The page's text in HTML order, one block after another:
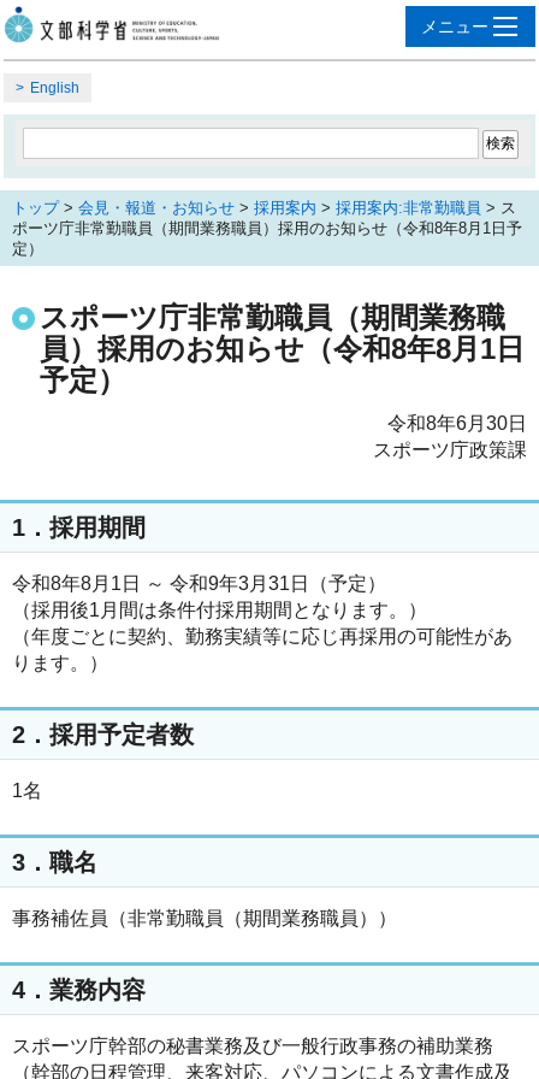
English
トップ> 会見・報道・お知らせ > 採用案内 > 採用案内:非常勤職員 > ス
ポーツ庁非常勤職員（期間業務職員）採用のお知らせ（令和8年8月1日予
定）
スポーツ庁非常勤職員（期間業務職
員）採用のお知らせ（令和8年8月1日
予定）
令和8年6月30日
スポーツ庁政策課
1．採用期間
令和8年8月1日 ～ 令和9年3月31日（予定）
（採用後1月間は条件付採用期間となります。）
（年度ごとに契約、勤務実績等に応じ再採用の可能性があ
ります。）
2．採用予定者数
1名
3．職名
事務補佐員（非常勤職員（期間業務職員））
4．業務内容
スポーツ庁幹部の秘書業務及び一般行政事務の補助業務
（幹部の日程管理、来客対応、パソコンによる文書作成及